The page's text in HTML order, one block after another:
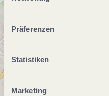
ablehnen" kann es zu
Präferenzen
Statistiken
Marketing